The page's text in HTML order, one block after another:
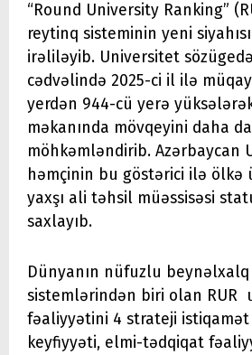
“Round University Ranking”
reytinq sisteminin yeni
irəliləyib. Universitet
cədvəlində 2025-ci il ilə
yerdən 944-cü yerə
məkanında mövqeyini daha da
möhkəmləndirib. Azərbaycan
həmçinin bu göstərici ilə ölkə
yaxşı ali təhsil müəssisəsi
saxlayıb.
Dünyanın nüfuzlu
sistemlərindən biri olan RUR
fəaliyyətini 4 strateji
keyfiyyəti, elmi-tədqiqat